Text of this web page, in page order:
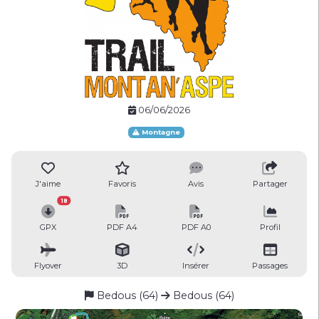
06/06/2026
Montagne
J'aime Favoris Avis Partager
GPX
18
PDF A4 PDF A0 Profil
Flyover 3D Insérer Passages
Bedous (64) Bedous (64)